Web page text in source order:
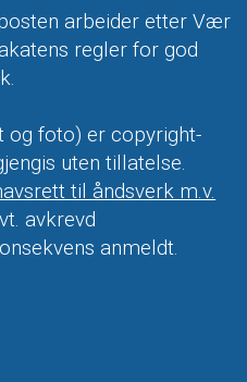
arbeider etter Vær
regler for god
og foto) er copyright-
uten tillatelse.
til åndsverk m.v.
avkrevd
anmeldt.